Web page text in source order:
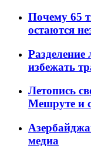
Почему 65
остаются
избежать
Летопись
Мешруте и
медиа